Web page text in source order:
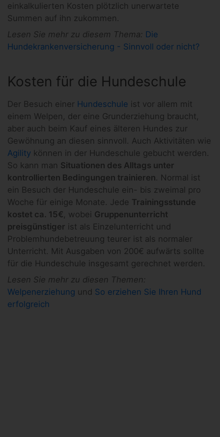
einkalkulierten Kosten plötzlich unerwartete
Summen auf ihn zukommen.
Lesen Sie mehr zu diesem Thema: Die
Hundekrankenversicherung - Sinnvoll oder nicht?
Kosten für die Hundeschule
Der Besuch einer Hundeschule ist vor allem mit
einem Welpen, der eine Grunderziehung braucht,
aber auch beim Kauf eines älteren Hundes zur
Gewöhnung an diesen sinnvoll. Auch Aktivitäten wie
Agility können in der Hundeschule gebucht werden.
So kann man Situationen des Alltags unter
kontrollierten Bedingungen trainieren. Normal ist
ein Besuch der Hundeschule ein- bis zweimal pro
Woche für einige Monate. Jede Trainingsstunde
kostet ca. 15€ , wobei Gruppenunterricht
preisgünstiger ist als Einzelunterricht und
Problemhundebetreuung teurer ist als normaler
Unterricht. Mit Ausgaben von 200€ aufwärts sollte
für die Hundeschule insgesamt gerechnet werden.
Lesen Sie mehr zu diesen Themen:
Welpenerziehung und So erziehen Sie Ihren Hund
erfolgreich